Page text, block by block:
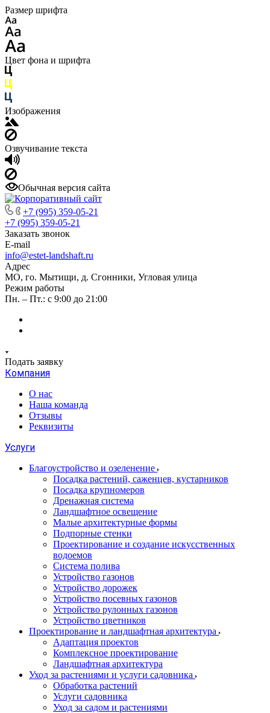
Размер шрифта
Цвет фона и шрифта
Изображения
Озвучивание текста
Обычная версия сайта
+7 (995) 359-05-21
+7 (995) 359-05-21
Заказать звонок
E-mail
info@estet-landshaft.ru
Адрес
МО, го. Мытищи, д. Сгонники, Угловая улица
Режим работы
Пн. – Пт.: с 9:00 до 21:00
Подать заявку
Компания
О нас
Наша команда
Отзывы
Реквизиты
Услуги
Благоустройство и озеленение
Посадка растений, саженцев, кустарников
Посадка крупномеров
Дренажная система
Ландшафтное освещение
Малые архитектурные формы
Подпорные стенки
Проектирование и создание искусственных
водоемов
Система полива
Устройство газонов
Устройство дорожек
Устройство посевных газонов
Устройство рулонных газонов
Устройство цветников
Проектирование и ландшафтная архитектура
Адаптация проектов
Комплексное проектирование
Ландшафтная архитектура
Уход за растениями и услуги садовника
Обработка растений
Услуги садовника
Уход за садом и растениями